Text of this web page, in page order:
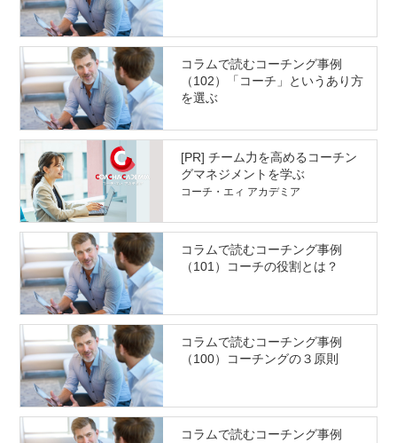
コラムで読むコーチング事例
（102）「コーチ」というあり方
を選ぶ
[PR] チーム力を高めるコーチン
グマネジメントを学ぶ
コーチ・エィ アカデミア
コラムで読むコーチング事例
（101）コーチの役割とは？
コラムで読むコーチング事例
（100）コーチングの３原則
コラムで読むコーチング事例